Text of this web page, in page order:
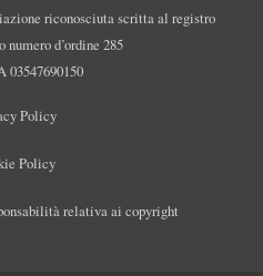
riconosciuta scritta al registro
d’ordine 285
03547690150
Policy
Policy
relativa ai copyright